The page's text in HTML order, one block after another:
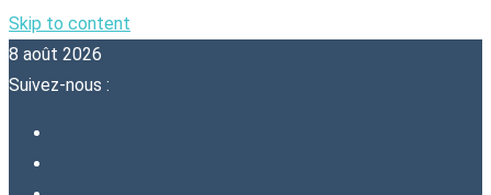
Skip to content
8 août 2026
Suivez-nous :